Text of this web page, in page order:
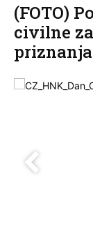
(FOTO)
civilne
priznanja